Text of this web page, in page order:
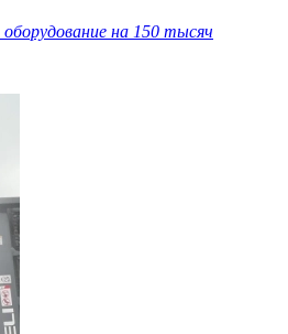
оборудование на 150 тысяч